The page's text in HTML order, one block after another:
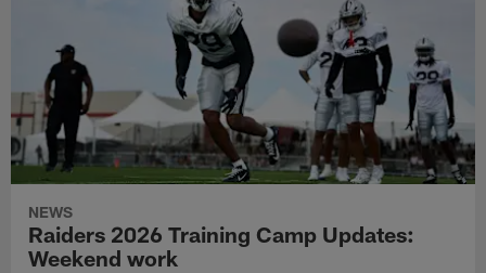
NEWS
Raiders 2026 Training Camp Updates:
Weekend work